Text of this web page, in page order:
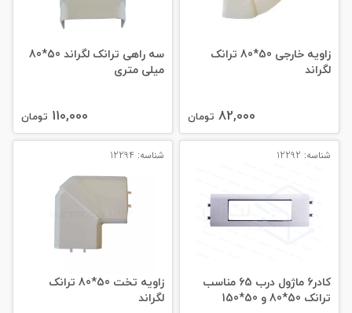
زاویه خارجی 50*80 ترانک
لگراند
82,000 تومان
سه راهی ترانک لگراند 50*80
میلی‌ متری
110,000 تومان
شناسه: 12292
کادر6 ماژول درب 65 مناسب
ترانک 50*80 و 50*150
شناسه: 12294
زاویه تخت 50*80 ترانک
لگراند